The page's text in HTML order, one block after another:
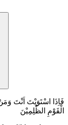
فَاِذَا اسْتَوَيْتَ اَنْتَ
الْقَوْمِ الظّٰلِمِيْنَ